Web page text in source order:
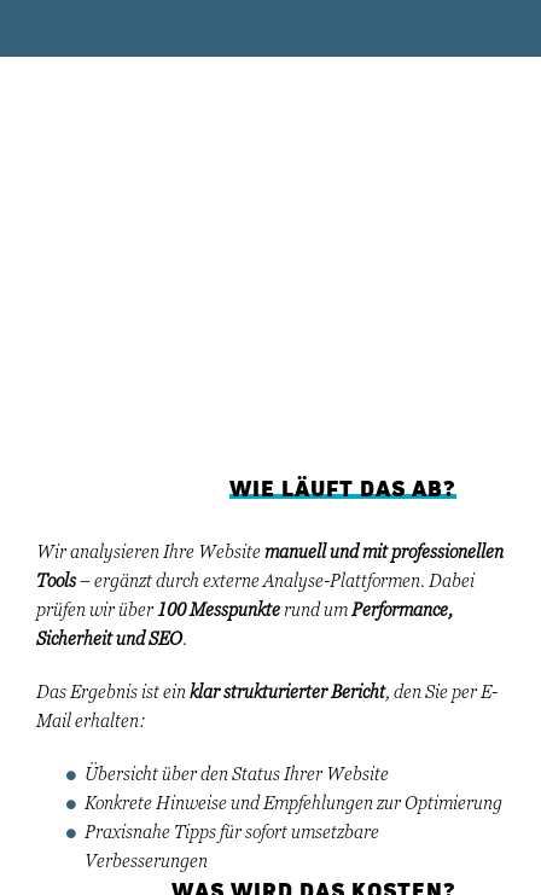
WIE LÄUFT DAS AB?
Wir analysieren Ihre Websitemanuell und mit professionellen
Tools– ergänzt durch externe Analyse-Plattformen. Dabei
prüfen wir über100 Messpunkterund umPerformance,
Sicherheit und SEO.
Das Ergebnis ist einklar strukturierter Bericht, den Sie per E-
Mail erhalten:
Übersicht über den Status Ihrer Website
Konkrete Hinweise und Empfehlungen zur Optimierung
Praxisnahe Tipps für sofort umsetzbare
Verbesserungen